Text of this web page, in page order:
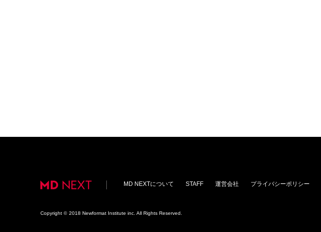
MD NEXTについて STAFF 運営会社 プライバシーポリシー
Copyright © 2018 Newformat Institute inc. All Rights Reserved.